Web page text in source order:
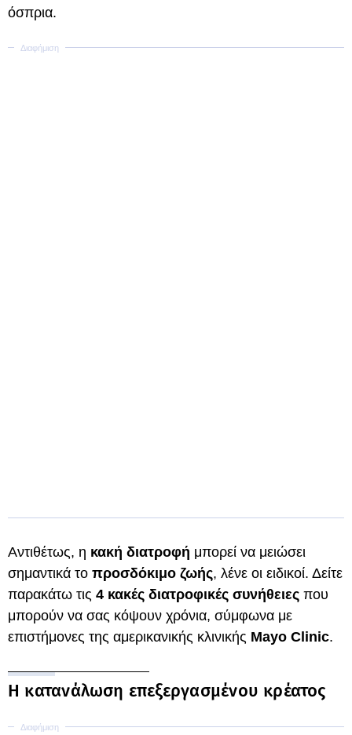
όσπρια.
Αντιθέτως, η κακή διατροφή μπορεί να μειώσει
σημαντικά το προσδόκιμο ζωής, λένε οι ειδικοί. Δείτε
παρακάτω τις 4 κακές διατροφικές συνήθειες που
μπορούν να σας κόψουν χρόνια, σύμφωνα με
επιστήμονες της αμερικανικής κλινικής Mayo Clinic.
Η κατανάλωση επεξεργασμένου κρέατος